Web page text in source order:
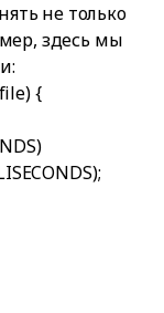
не только
здесь мы
{